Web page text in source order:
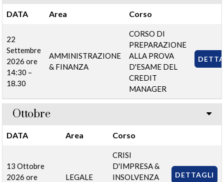
DATA Area Corso
22
Settembre
2026 ore
14:30 –
18.30
AMMINISTRAZIONE
& FINANZA
CORSO DI
PREPARAZIONE
ALLA PROVA
D'ESAME DEL
CREDIT
MANAGER
Ottobre
DATA Area Corso
13 Ottobre
2026 ore
LEGALE
CRISI
D'IMPRESA &
INSOLVENZA
DETTAGLI